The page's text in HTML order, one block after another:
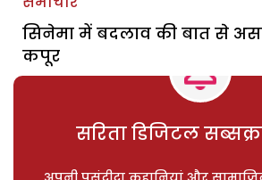
सिनेमा में बदलाव की बात से
कपूर
सरिता डिजिटल